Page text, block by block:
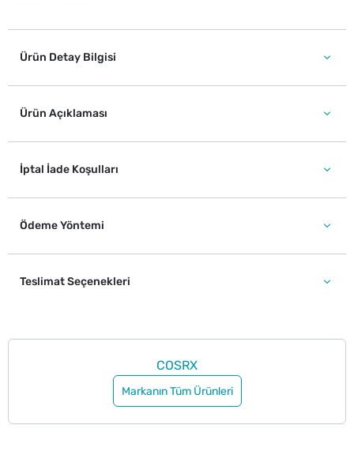
Ürün Detay Bilgisi
Ürün Açıklaması
İptal İade Koşulları
Ödeme Yöntemi
Teslimat Seçenekleri
COSRX
Markanın Tüm Ürünleri